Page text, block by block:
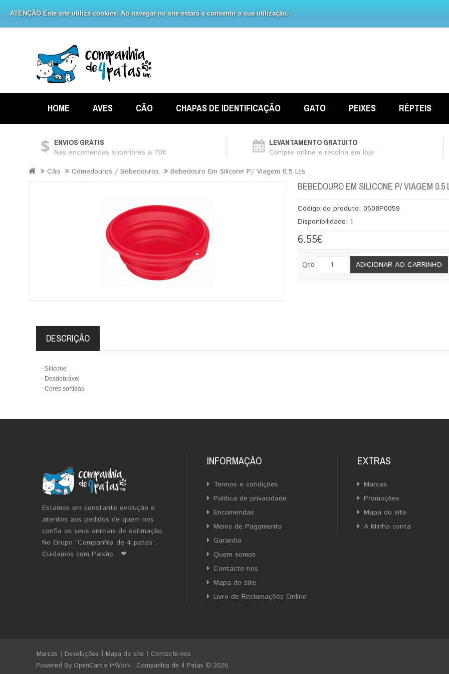
ATENÇÃO Este site utiliza cookies. Ao navegar no site estará a consentir a sua utilização.
HOME AVES CÃO CHAPAS DE IDENTIFICAÇÃO GATO PEIXES RÉPTEIS
ENVIOS GRÁTIS
Nas encomendas superiores a 70€
LEVANTAMENTO GRATUITO
Compre online e recolha em loja
Cão
Comedouros / Bebedouros Bebedouro Em Silicone P/ Viagem 0.5 Lts
BEBEDOURO EM SILICONE P/ VIAGEM 0.5
Código do produto: 0508P0059
Disponibilidade: 1
6.55€
Qtd ADICIONAR AO CARRINHO
DESCRIÇÃO
- Silicone
- Desdobrável
- Cores sortidas
Estamos em constante evolução e
atentos aos pedidos de quem nos
confia os seus animais de estimação.
No Grupo “Companhia de 4 patas”,
Cuidamos com Paixão…❤
INFORMAÇÃO
Termos e condições
Política de privacidade
Encomendas
Meios de Pagamento
Garantia
Quem somos
Contacte-nos
Mapa do site
Livro de Reclamações Online
EXTRAS
Marcas
Promoções
Mapa do site
A Minha conta
Marcas Devoluções Mapa do site
Contacte-nos
Powered By OpenCart e inWork Companhia de 4 Patas © 2026